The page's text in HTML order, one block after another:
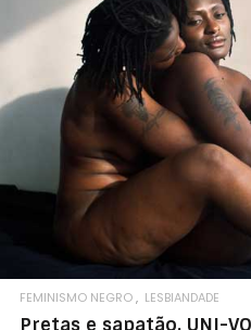
FEMINISMO NEGRO LESBIANDADE
Pretas e sapatão, UNI-